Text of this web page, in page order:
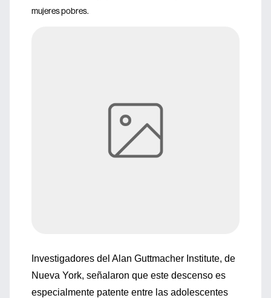
mujeres pobres.
Investigadores del Alan Guttmacher Institute, de
Nueva York, señalaron que este descenso es
especialmente patente entre las adolescentes